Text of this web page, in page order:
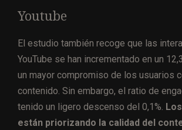
Youtube
El estudio también recoge que las
YouTube se han incrementado en un
un mayor compromiso de los usuarios
contenido. Sin embargo, el ratio de
tenido un ligero descenso del 0,1%.
están priorizando la calidad del